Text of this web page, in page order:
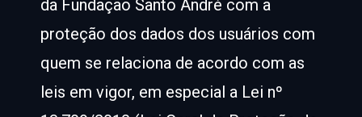
da Fundação Santo André com a
proteção dos dados dos usuários com
quem se relaciona de acordo com as
leis em vigor, em especial a Lei nº